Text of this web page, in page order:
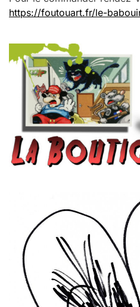
https://foutouart.fr/le-